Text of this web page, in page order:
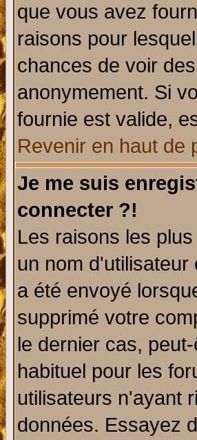
que vous avez
raisons pour
chances de voir
anonymement. Si
fournie est valide,
Revenir en haut de
Je me suis
connecter ?!
Les raisons les
un nom
a été envoyé
supprimé votre
le dernier cas,
habituel pour les
utilisateurs n'ayant
données. Essayez